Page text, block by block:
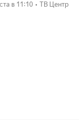
в 11:10 • ТВ Центр